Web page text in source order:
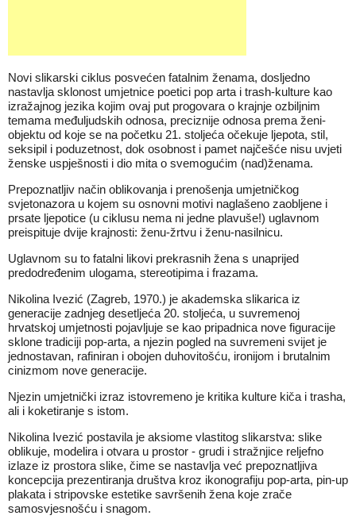
Novi slikarski ciklus posvećen fatalnim ženama, dosljedno
nastavlja sklonost umjetnice poetici pop arta i trash-kulture kao
izražajnog jezika kojim ovaj put progovara o krajnje ozbiljnim
temama međuljudskih odnosa, preciznije odnosa prema ženi-
objektu od koje se na početku 21. stoljeća očekuje ljepota, stil,
seksipil i poduzetnost, dok osobnost i pamet najčešće nisu uvjeti
ženske uspješnosti i dio mita o svemogućim (nad)ženama.
Prepoznatljiv način oblikovanja i prenošenja umjetničkog
svjetonazora u kojem su osnovni motivi naglašeno zaobljene i
prsate ljepotice (u ciklusu nema ni jedne plavuše!) uglavnom
preispituje dvije krajnosti: ženu-žrtvu i ženu-nasilnicu.
Uglavnom su to fatalni likovi prekrasnih žena s unaprijed
predodređenim ulogama, stereotipima i frazama.
Nikolina Ivezić (Zagreb, 1970.) je akademska slikarica iz
generacije zadnjeg desetljeća 20. stoljeća, u suvremenoj
hrvatskoj umjetnosti pojavljuje se kao pripadnica nove figuracije
sklone tradiciji pop-arta, a njezin pogled na suvremeni svijet je
jednostavan, rafiniran i obojen duhovitošću, ironijom i brutalnim
cinizmom nove generacije.
Njezin umjetnički izraz istovremeno je kritika kulture kiča i trasha,
ali i koketiranje s istom.
Nikolina Ivezić postavila je aksiome vlastitog slikarstva: slike
oblikuje, modelira i otvara u prostor - grudi i stražnjice reljefno
izlaze iz prostora slike, čime se nastavlja već prepoznatljiva
koncepcija prezentiranja društva kroz ikonografiju pop-arta, pin-up
plakata i stripovske estetike savršenih žena koje zrače
samosvjesnošću i snagom.